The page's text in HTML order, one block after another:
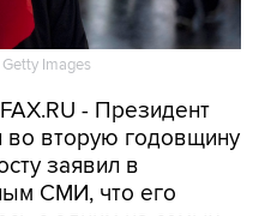
Images
- Президент
заявил в
СМИ, что его
с одним из самых
Исламской